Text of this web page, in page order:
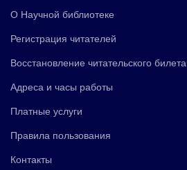
О Научной библиотеке
Регистрация читателей
Восстановление читательского билета
Адреса и часы работы
Платные услуги
Правила пользования
Контакты